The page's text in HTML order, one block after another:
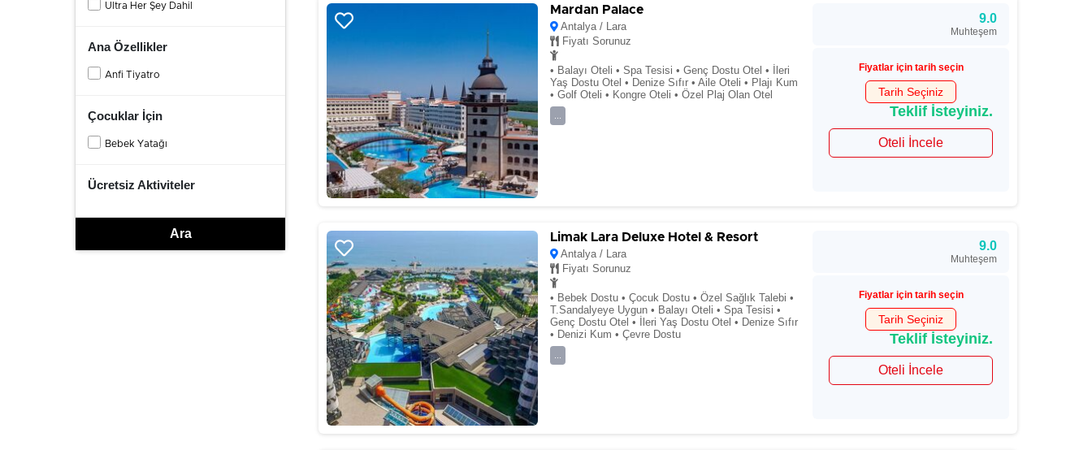
Ultra Her Şey Dahil
Ana Özellikler
Anfi Tiyatro
Çocuklar İçin
Bebek Yatağı
Ücretsiz Aktiviteler
Ara
Mardan Palace
Antalya / Lara
Fiyatı Sorunuz
• Balayı Oteli • Spa Tesisi • Genç Dostu Otel • İleri
Yaş Dostu Otel • Denize Sıfır • Aile Oteli • Plajı Kum
• Golf Oteli • Kongre Oteli • Özel Plaj Olan Otel
9.0
Muhteşem
Fiyatlar için tarih seçin
Tarih Seçiniz
Teklif İsteyiniz.
Oteli İncele
Limak Lara Deluxe Hotel & Resort
Antalya / Lara
Fiyatı Sorunuz
• Bebek Dostu • Çocuk Dostu • Özel Sağlık Talebi •
T.Sandalyeye Uygun • Balayı Oteli • Spa Tesisi •
Genç Dostu Otel • İleri Yaş Dostu Otel • Denize Sıfır
• Denizi Kum • Çevre Dostu
9.0
Muhteşem
Fiyatlar için tarih seçin
Tarih Seçiniz
Teklif İsteyiniz.
Oteli İncele